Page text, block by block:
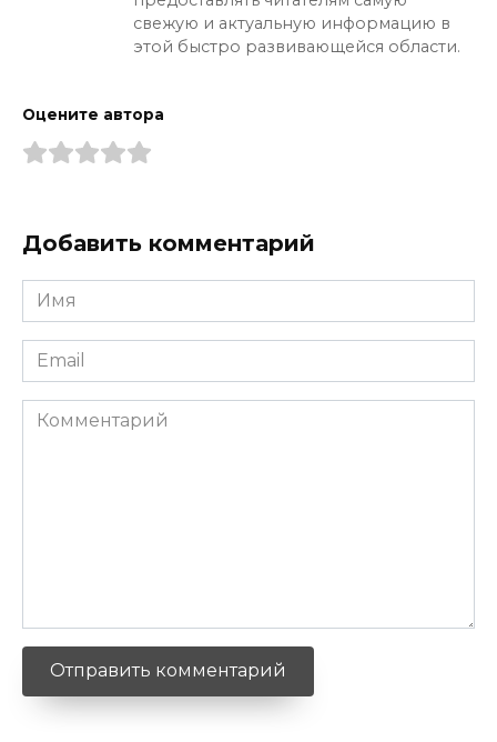
свежую и актуальную информацию в
этой быстро развивающейся области.
Оцените автора
Добавить комментарий
Имя
*
Email
*
Комментарий